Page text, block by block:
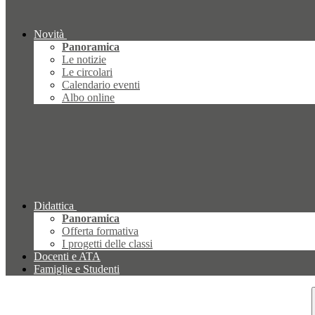
Novità
Panoramica
Le notizie
Le circolari
Calendario eventi
Albo online
Didattica
Panoramica
Offerta formativa
I progetti delle classi
Docenti e ATA
Famiglie e Studenti